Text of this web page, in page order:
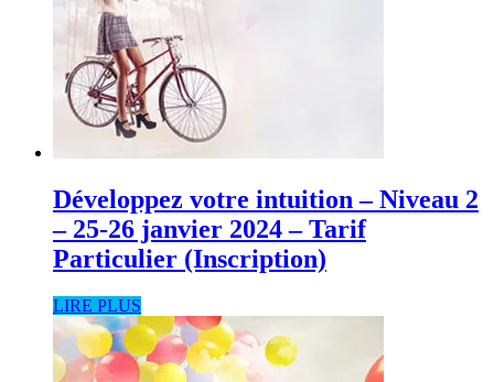
Développez votre intuition – Niveau 2
– 25-26 janvier 2024 – Tarif
Particulier (Inscription)
LIRE PLUS